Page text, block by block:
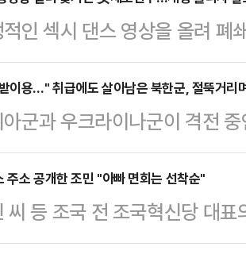
의 음성을 공개하겠다. 안 되
…
연을 다뤘다.A씨에 따르면 가
잦았다고. A씨도 사돈댁과
언으로 점차 거리를 두게 됐다
시아버지 B씨는 A씨에게 "
말했다…
인 섹시 댄스 영상을 올려 폐
계정이 복원된 지 단 하루
시각) 홍콩 사우스차이나모
대회에 중국 체조대표팀 자
전적이 있는 우 리우팡(30)
는 2012년 올림픽 선발전에
수 없게 됐다. 이후 갑작스럽
는 2…
이용…" 취급에도 살아남은 북한군, 절뚝거리
군과 우크라이나군이 격전
백명이 다치거나 사망한 것으
시아의 한 병원에서 치료 중
매체 이보케이션 인포는 러
서 북한군 부상병 100여명
주소 공개한 조민 "아빠 면회는 선착순"
씨 등 조국 전 조국혁신당 대
양보해달라고 간곡히 요청했